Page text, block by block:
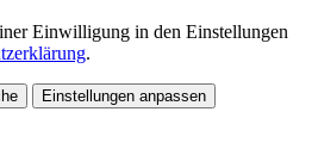
Einwilligung in den Einstellungen
.
Einstellungen anpassen